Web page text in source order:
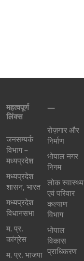
महत्वपूर्ण
लिंक्स
जनसम्पर्क
विभाग –
मध्यप्रदेश
मध्यप्रदेश
शासन, भारत
मध्‍यप्रदेश
विधानसभा
म. प्र.
कांग्रेस
म. प्र. भाजपा
—
रोज़गार और
निर्माण
भोपाल नगर
निगम
लोक स्वास्थ्य
एवं परिवार
कल्याण
विभाग
भोपाल
विकास
प्राधिकरण